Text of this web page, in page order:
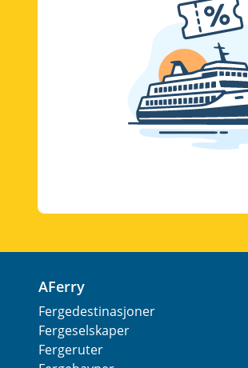
AFerry
Fergedestinasjoner
Fergeselskaper
Fergeruter